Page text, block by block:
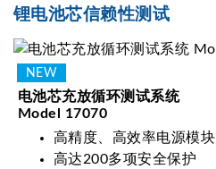
锂电池芯信赖性测试
电池芯充放循环测试系统
Model 17070
高精度、高效率电源模块
高达200多项安全保护